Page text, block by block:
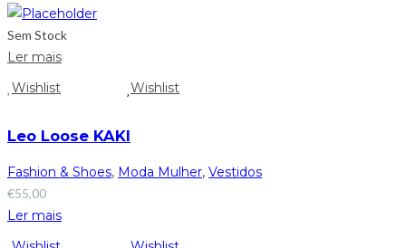
Sem Stock
Ler mais
Wishlist
Wishlist
Leo Loose KAKI
Fashion & Shoes, Moda Mulher, Vestidos
€55,00
Ler mais